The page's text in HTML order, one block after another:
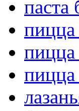
паста
пицца
пицца